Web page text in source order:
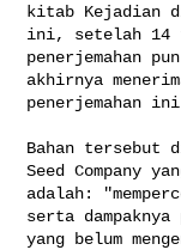
kitab Kejadian
ini, setelah 14
penerjemahan
akhirnya
penerjemahan
Bahan tersebut
Seed Company
adalah:
serta dampaknya
yang belum